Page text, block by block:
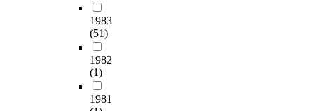
1983
(51)
1982
(1)
1981